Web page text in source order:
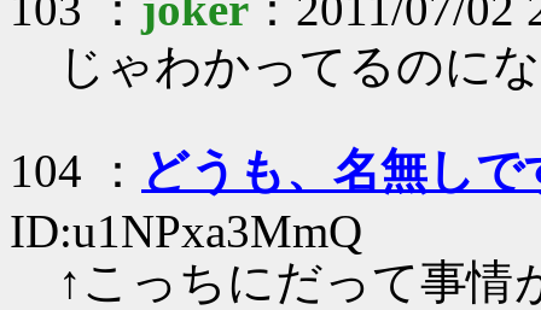
じゃわかってるのに
104 ： どうも、名無しで
ID:u1NPxa3MmQ
↑こっちにだって事情